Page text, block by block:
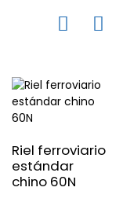
Riel ferroviario
estándar
chino 60N